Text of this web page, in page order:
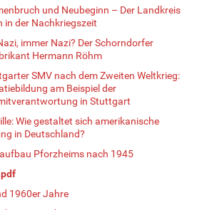
und Neubeginn – Der Landkreis
in der Nachkriegszeit
immer Nazi? Der Schorndorfer
Hermann Röhm
SMV nach dem Zweiten Weltkrieg:
am Beispiel der
in Stuttgart
Wie gestaltet sich amerikanische
in Deutschland?
Pforzheims nach 1945
1960er Jahre